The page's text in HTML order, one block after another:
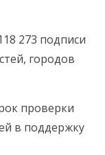
273 подписи
городов
проверки
в поддержку